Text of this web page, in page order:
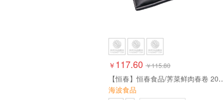
￥ 117.60 ￥115.80
【恒春】恒春食品/荠菜鲜肉
海波食品